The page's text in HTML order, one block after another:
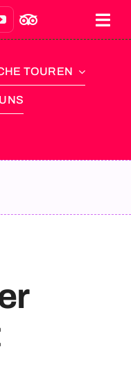
TOUREN